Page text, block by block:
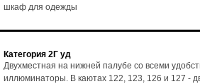
шкаф для одежды
Категория 2Г уд
Двухместная на нижней палубе со всеми
иллюминаторы. В каютах 122, 123, 126 и 127 -